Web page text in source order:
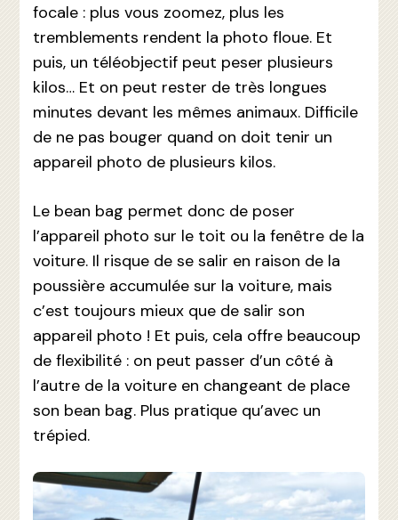
focale : plus vous zoomez, plus les
tremblements rendent la photo floue. Et
puis, un téléobjectif peut peser plusieurs
kilos… Et on peut rester de très longues
minutes devant les mêmes animaux. Difficile
de ne pas bouger quand on doit tenir un
appareil photo de plusieurs kilos.
Le bean bag permet donc de poser
l’appareil photo sur le toit ou la fenêtre de la
voiture. Il risque de se salir en raison de la
poussière accumulée sur la voiture, mais
c’est toujours mieux que de salir son
appareil photo ! Et puis, cela offre beaucoup
de flexibilité : on peut passer d’un côté à
l’autre de la voiture en changeant de place
son bean bag. Plus pratique qu’avec un
trépied.